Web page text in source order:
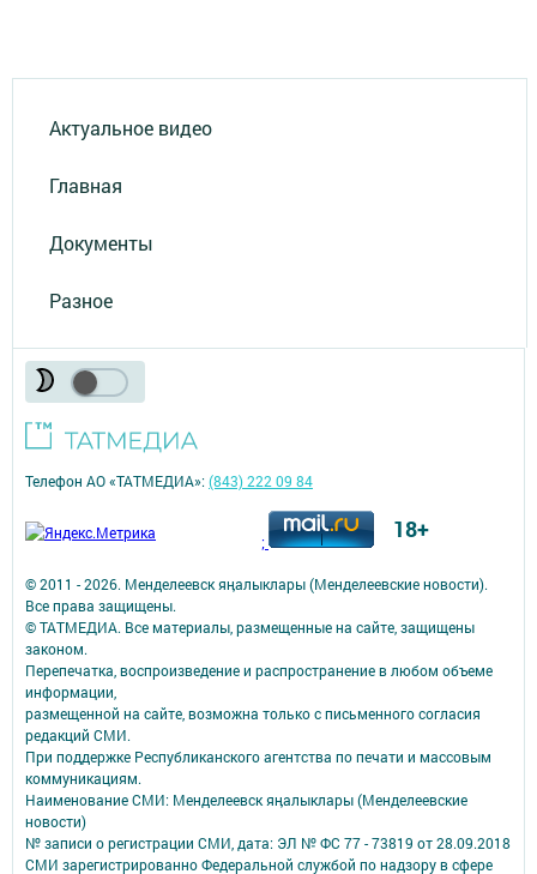
Актуальное видео
Главная
Документы
Разное
© 2011 - 2026. Менделеевск яӊалыклары (Менделеевские новости).
Все права защищены.
© ТАТМЕДИА. Все материалы, размещенные на сайте, защищены
законом.
Перепечатка, воспроизведение и распространение в любом объеме
информации,
размещенной на сайте, возможна только с письменного согласия
редакций СМИ.
При поддержке Республиканского агентства по печати и массовым
коммуникациям.
Наименование СМИ: Менделеевск яӊалыклары (Менделеевские
новости)
№ записи о регистрации СМИ, дата: ЭЛ № ФС 77 - 73819 от 28.09.2018
СМИ зарегистрированно Федеральной службой по надзору в сфере
Телефон АО «ТАТМЕДИА»:(843) 222 09 84
; 18+